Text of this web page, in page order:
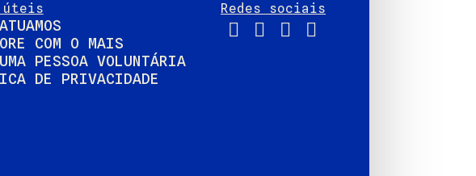
úteis
COM O MAIS
PESSOA VOLUNTÁRIA
DE PRIVACIDADE
Redes sociais